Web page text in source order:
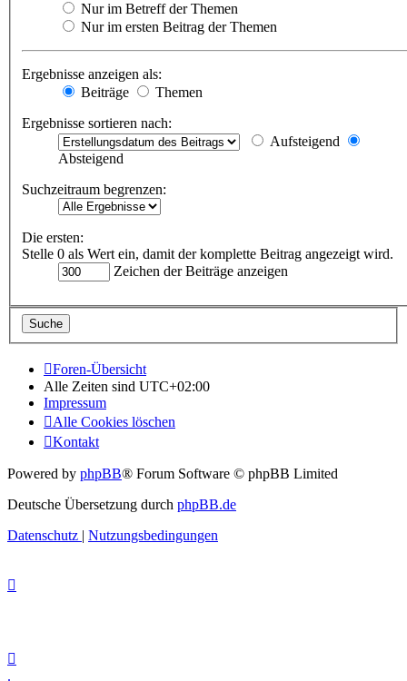
Nur im Betreff der Themen
Nur im ersten Beitrag der Themen
Ergebnisse anzeigen als:
Beiträge
Themen
Ergebnisse sortieren nach:
Aufsteigend
Absteigend
Suchzeitraum begrenzen:
Die ersten:
Stelle 0 als Wert ein, damit der komplette Beitrag angezeigt wird.
Zeichen der Beiträge anzeigen
Foren-Übersicht
Alle Zeiten sind UTC+02:00
Impressum
Alle Cookies löschen
Kontakt
Powered by phpBB® Forum Software © phpBB Limited
Deutsche Übersetzung durch phpBB.de
Datenschutz | Nutzungsbedingungen
.